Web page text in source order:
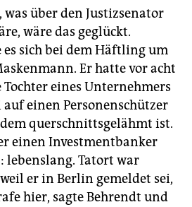
über den Justizsenator
wäre das geglückt.
sich bei dem Häftling um
Er hatte vor acht
Tochter eines Unternehmers
einen Personenschützer
querschnittsgelähmt ist.
einen Investmentbanker
lebenslang. Tatort war
er in Berlin gemeldet sei,
hier, sagte Behrendt und